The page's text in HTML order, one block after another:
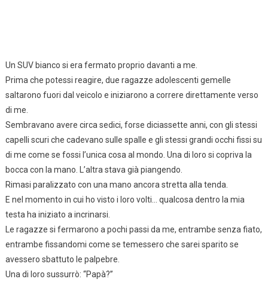
Un SUV bianco si era fermato proprio davanti a me.
Prima che potessi reagire, due ragazze adolescenti gemelle
saltarono fuori dal veicolo e iniziarono a correre direttamente verso
di me.
Sembravano avere circa sedici, forse diciassette anni, con gli stessi
capelli scuri che cadevano sulle spalle e gli stessi grandi occhi fissi su
di me come se fossi l’unica cosa al mondo. Una di loro si copriva la
bocca con la mano. L’altra stava già piangendo.
Rimasi paralizzato con una mano ancora stretta alla tenda.
E nel momento in cui ho visto i loro volti… qualcosa dentro la mia
testa ha iniziato a incrinarsi.
Le ragazze si fermarono a pochi passi da me, entrambe senza fiato,
entrambe fissandomi come se temessero che sarei sparito se
avessero sbattuto le palpebre.
Una di loro sussurrò: “Papà?”